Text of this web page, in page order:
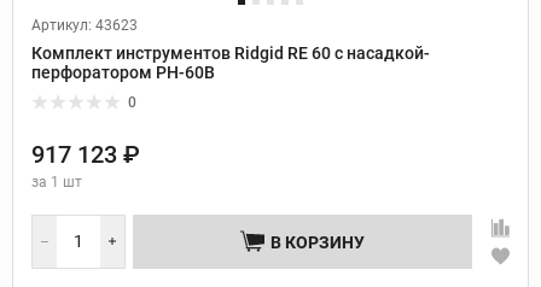
Артикул: 43623
Комплект инструментов Ridgid RE 60 с насадкой-
перфоратором PH-60B
0
917 123 ₽
за 1 шт
В КОРЗИНУ